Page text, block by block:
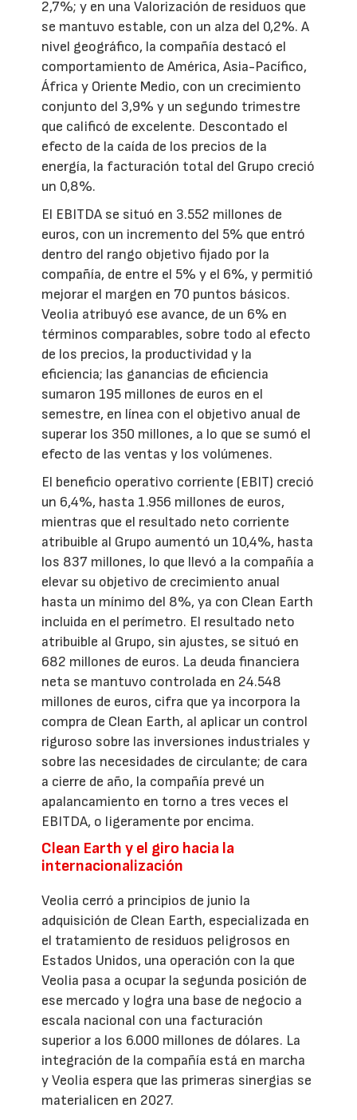
2,7%; y en una Valorización de residuos que
se mantuvo estable, con un alza del 0,2%. A
nivel geográfico, la compañía destacó el
comportamiento de América, Asia-Pacífico,
África y Oriente Medio, con un crecimiento
conjunto del 3,9% y un segundo trimestre
que calificó de excelente. Descontado el
efecto de la caída de los precios de la
energía, la facturación total del Grupo creció
un 0,8%.
El EBITDA se situó en 3.552 millones de
euros, con un incremento del 5% que entró
dentro del rango objetivo fijado por la
compañía, de entre el 5% y el 6%, y permitió
mejorar el margen en 70 puntos básicos.
Veolia atribuyó ese avance, de un 6% en
términos comparables, sobre todo al efecto
de los precios, la productividad y la
eficiencia; las ganancias de eficiencia
sumaron 195 millones de euros en el
semestre, en línea con el objetivo anual de
superar los 350 millones, a lo que se sumó el
efecto de las ventas y los volúmenes.
El beneficio operativo corriente (EBIT) creció
un 6,4%, hasta 1.956 millones de euros,
mientras que el resultado neto corriente
atribuible al Grupo aumentó un 10,4%, hasta
los 837 millones, lo que llevó a la compañía a
elevar su objetivo de crecimiento anual
hasta un mínimo del 8%, ya con Clean Earth
incluida en el perímetro. El resultado neto
atribuible al Grupo, sin ajustes, se situó en
682 millones de euros. La deuda financiera
neta se mantuvo controlada en 24.548
millones de euros, cifra que ya incorpora la
compra de Clean Earth, al aplicar un control
riguroso sobre las inversiones industriales y
sobre las necesidades de circulante; de cara
a cierre de año, la compañía prevé un
apalancamiento en torno a tres veces el
EBITDA, o ligeramente por encima.
Clean Earth y el giro hacia la
internacionalización
Veolia cerró a principios de junio la
adquisición de Clean Earth, especializada en
el tratamiento de residuos peligrosos en
Estados Unidos, una operación con la que
Veolia pasa a ocupar la segunda posición de
ese mercado y logra una base de negocio a
escala nacional con una facturación
superior a los 6.000 millones de dólares. La
integración de la compañía está en marcha
y Veolia espera que las primeras sinergias se
materialicen en 2027.